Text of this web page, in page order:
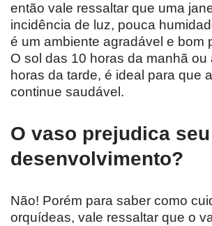
então vale ressaltar que uma
incidência de luz, pouca
é um ambiente agradável e bom
O sol das 10 horas da manhã ou
horas da tarde, é ideal para que
continue saudável.
O vaso prejudica seu
desenvolvimento?
Não! Porém para saber como
orquídeas, vale ressaltar que o